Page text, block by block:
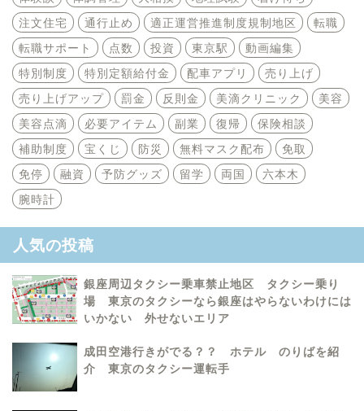
注文住宅
通行止め 適正運営推進制度規制地区
転職
転職サポート
点数 投資 東京駅
動画編集
特別制度
特別定額給付金 配車アプリ
売り上げ
売り上げアップ
罰金 反則金 美滴クリニック
美容
美容点滴
必要アイテム 副業 復帰
保険相談
補助制度
宝くじ 防災 無料マスク配布
免取
免停
融資 予防グッズ 留学 両国
六本木
腕時計
人気の投稿
銀座周辺タクシー乗車禁止地区 タクシー乗り
場 東京のタクシーなら銀座はやらないわけには
いかない 外せないエリア
成田空港行きがでる？？ ホテル のりばを紹
介 東京のタクシー運転手